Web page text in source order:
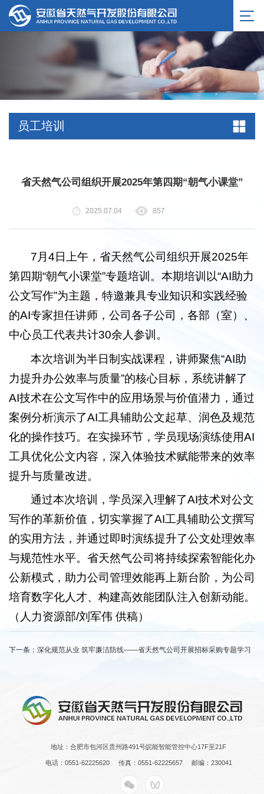
员工培训
省天然气公司组织开展2025年第四期“朝气小课堂”
2025.07.04 857
7月4日上午，省天然气公司组织开展2025年
第四期“朝气小课堂”专题培训。本期培训以“AI助力
公文写作”为主题，特邀兼具专业知识和实践经验
的AI专家担任讲师，公司各子公司，各部（室）、
中心员工代表共计30余人参训。
本次培训为半日制实战课程，讲师聚焦“AI助
力提升办公效率与质量”的核心目标，系统讲解了
AI技术在公文写作中的应用场景与价值潜力，通过
案例分析演示了AI工具辅助公文起草、润色及规范
化的操作技巧。在实操环节，学员现场演练使用AI
工具优化公文内容，深入体验技术赋能带来的效率
提升与质量改进。
通过本次培训，学员深入理解了AI技术对公文
写作的革新价值，切实掌握了AI工具辅助公文撰写
的实用方法，并通过即时演练提升了公文处理效率
与规范性水平。省天然气公司将持续探索智能化办
公新模式，助力公司管理效能再上新台阶，为公司
培育数字化人才、构建高效能团队注入创新动能。
（人力资源部/刘军伟 供稿）
下一条： 深化规范从业 筑牢廉洁防线——省天然气公司开展招标采购专题学习
地址：合肥市包河区贵州路491号皖能智能管控中心17F至21F
电话：0551-62225620 传真：0551-62225657 邮编：230041